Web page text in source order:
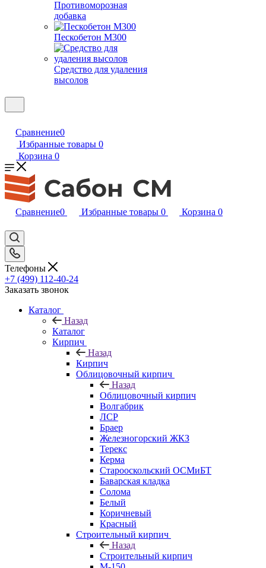
Противоморозная
добавка
Пескобетон М300
Средство для удаления
высолов
Сравнение0
Избранные товары 0
Корзина 0
Сравнение0 Избранные товары 0 Корзина 0
Телефоны
+7 (499) 112-40-24
Заказать звонок
Каталог
Назад
Каталог
Кирпич
Назад
Кирпич
Облицовочный кирпич
Назад
Облицовочный кирпич
Волгабрик
ЛСР
Браер
Железногорский ЖКЗ
Терекс
Керма
Старооскольский ОСМиБТ
Баварская кладка
Солома
Белый
Коричневый
Красный
Строительный кирпич
Назад
Строительный кирпич